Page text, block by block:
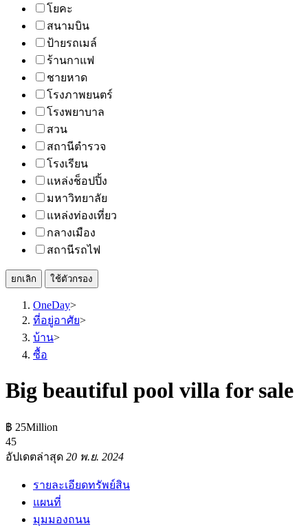
โยคะ
สนามบิน
ป้ายรถเมล์
ร้านกาแฟ
ชายหาด
โรงภาพยนตร์
โรงพยาบาล
สวน
สถานีตำรวจ
โรงเรียน
แหล่งช็อปปิ้ง
มหาวิทยาลัย
แหล่งท่องเที่ยว
กลางเมือง
สถานีรถไฟ
ยกเลิก ใช้ตัวกรอง
OneDay>
ที่อยู่อาศัย>
บ้าน>
ซื้อ
Big beautiful pool villa for sale
฿ 25Million
45
อัปเดตล่าสุด 20 พ.ย. 2024
รายละเอียดทรัพย์สิน
แผนที่
มุมมองถนน